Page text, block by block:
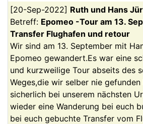
[20-Sep-2022] Ruth und Hans
Betreff: Epomeo -Tour am 13.
Transfer Flughafen und retour
Wir sind am 13. September mit
Epomeo gewandert.Es war eine
und kurzweilige Tour abseits des
Weges,die wir selber nie
sicherlich bei unserem nächsten
wieder eine Wanderung bei euch
bei euch gebuchte Transfer vom